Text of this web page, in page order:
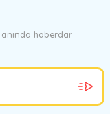
haberdar